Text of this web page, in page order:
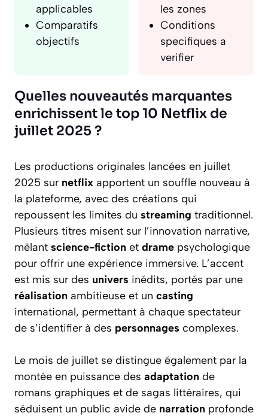
applicables
Comparatifs
objectifs
les zones
Conditions
specifiques a
verifier
Quelles nouveautés marquantes
enrichissent le top 10 Netflix de
juillet 2025 ?
Les productions originales lancées en juillet
2025 sur netflix apportent un souffle nouveau à
la plateforme, avec des créations qui
repoussent les limites du streaming traditionnel.
Plusieurs titres misent sur l’innovation narrative,
mêlant science-fiction et drame psychologique
pour offrir une expérience immersive. L’accent
est mis sur des univers inédits, portés par une
réalisation ambitieuse et un casting
international, permettant à chaque spectateur
de s’identifier à des personnages complexes.
Le mois de juillet se distingue également par la
montée en puissance des adaptation de
romans graphiques et de sagas littéraires, qui
séduisent un public avide de narration profonde